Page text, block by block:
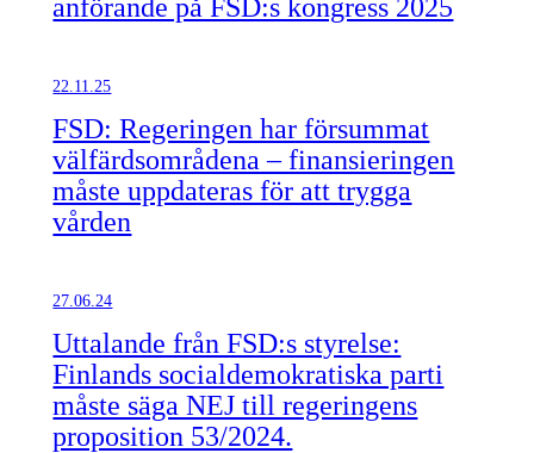
anförande på FSD:s kongress 2025
22.11.25
FSD: Regeringen har försummat
välfärdsområdena – finansieringen
måste uppdateras för att trygga
vården
27.06.24
Uttalande från FSD:s styrelse:
Finlands socialdemokratiska parti
måste säga NEJ till regeringens
proposition 53/2024.